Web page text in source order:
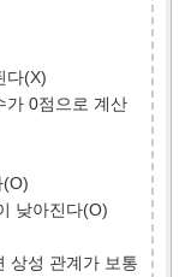
다(X)
가 0점으로 계산
(O)
낮아진다(O)
상성 관계가 보통